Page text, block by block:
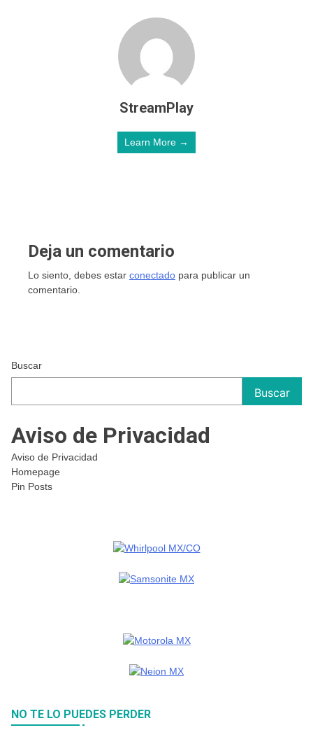
StreamPlay
Learn More →
Deja un comentario
Lo siento, debes estar conectado para publicar un
comentario.
Buscar
Buscar
Aviso de Privacidad
Aviso de Privacidad
Homepage
Pin Posts
NO TE LO PUEDES PERDER